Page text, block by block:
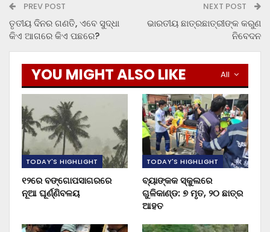
PREV POST
ତୃତୀୟ ଦିନର ଗଣତି, ଏବେ ସୁଦ୍ଧା
କିଏ ଆଗରେ କିଏ ପଛରେ?
NEXT POST
ଭାରତୀୟ ଛାତ୍ରଛାତ୍ରୀଙ୍କ କରୁଣ
ନିବେଦନ
All
YOU MIGHT ALSO LIKE
TODAY'S HIGHLIGHT
୧୨ରେ ବଙ୍ଗୋପସାଗରରେ
ନୂଆ ଘୂର୍ଣ୍ଣିବଳୟ
TODAY'S HIGHLIGHT
ବ୍ୟାଙ୍କକ ସ୍କୁଲରେ
ଗୁଳିକାଣ୍ଡ: ୭ ମୃତ, ୨୦ ଛାତ୍ର
ଆହତ